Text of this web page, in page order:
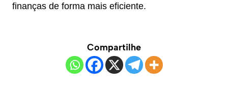
finanças de forma mais eficiente.
Compartilhe